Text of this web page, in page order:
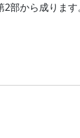
部から成ります